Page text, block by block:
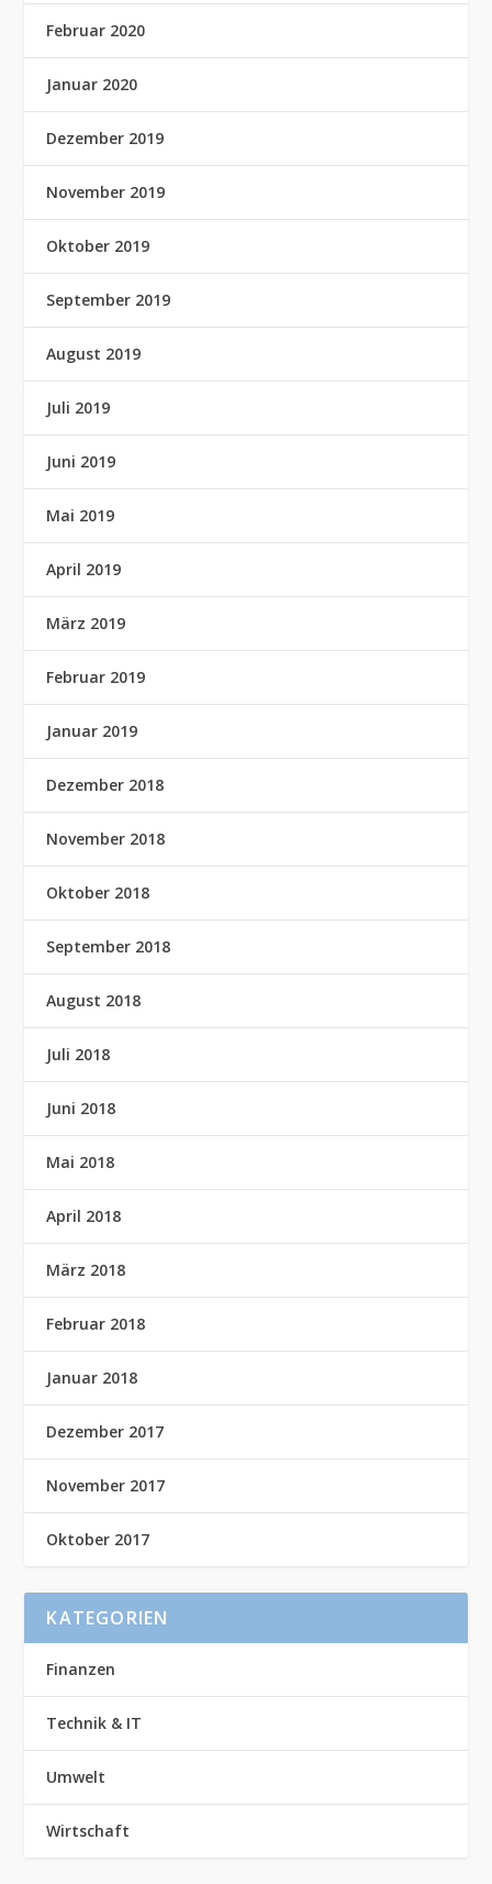
Februar 2020
Januar 2020
Dezember 2019
November 2019
Oktober 2019
September 2019
August 2019
Juli 2019
Juni 2019
Mai 2019
April 2019
März 2019
Februar 2019
Januar 2019
Dezember 2018
November 2018
Oktober 2018
September 2018
August 2018
Juli 2018
Juni 2018
Mai 2018
April 2018
März 2018
Februar 2018
Januar 2018
Dezember 2017
November 2017
Oktober 2017
KATEGORIEN
Finanzen
Technik & IT
Umwelt
Wirtschaft